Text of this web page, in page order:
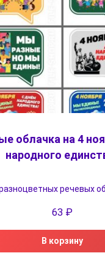
облачка на 4
народного
речевых
63 ₽
В корзину